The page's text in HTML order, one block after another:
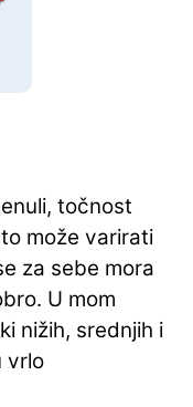
točnost
može varirati
za sebe mora
U mom
nižih, srednjih i
vrlo